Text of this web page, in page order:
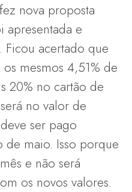
nova proposta
apresentada e
Ficou acertado que
mesmos 4,51% de
20% no cartão de
no valor de
ser pago
de maio. Isso porque
e não será
os novos valores.